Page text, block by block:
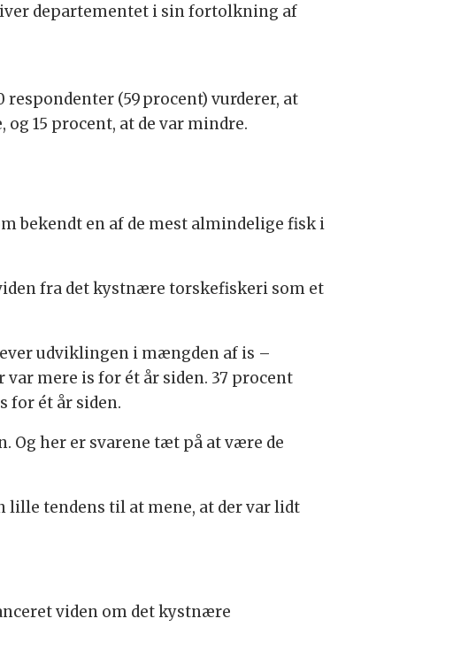
departementet i sin fortolkning af
(59 procent) vurderer, at
15 procent, at de var mindre.
bekendt en af de mest almindelige fisk i
fra det kystnære torskefiskeri som et
udviklingen i mængden af is –
mere is for ét år siden. 37 procent
for ét år siden.
Og her er svarene tæt på at være de
lille tendens til at mene, at der var lidt
viden om det kystnære